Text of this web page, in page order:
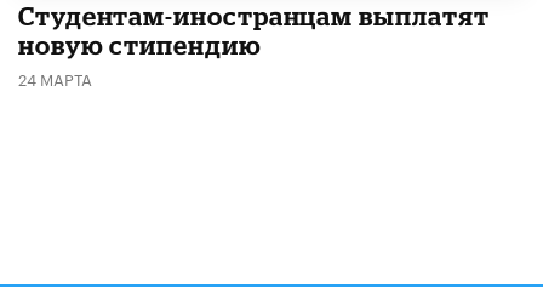
Студентам-иностранцам выплатят
новую стипендию
24 МАРТА